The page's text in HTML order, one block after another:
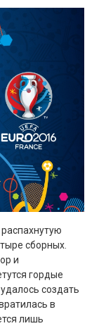
сборных.
и
гордые
создать
в
лишь